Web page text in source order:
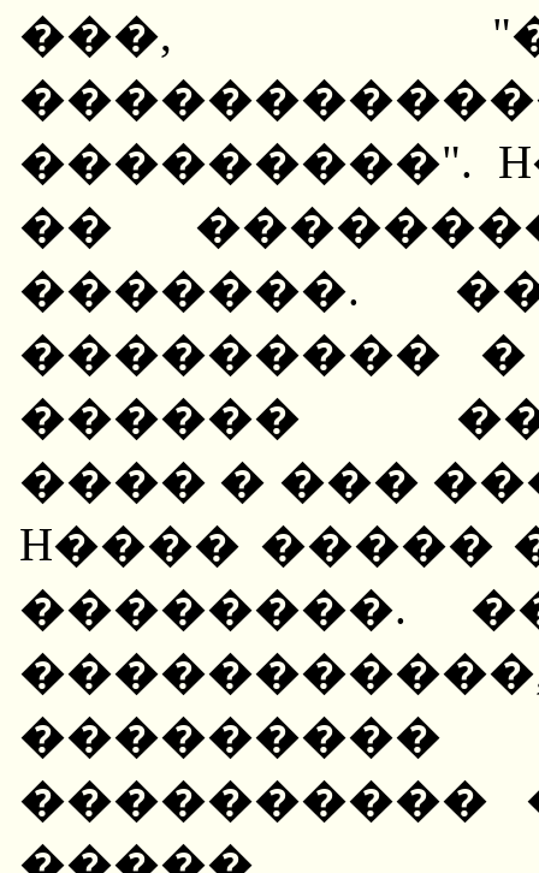
���,
���������".
��
�������.
���������
������
���� � ���
H���� �����
��������.
���������
����������